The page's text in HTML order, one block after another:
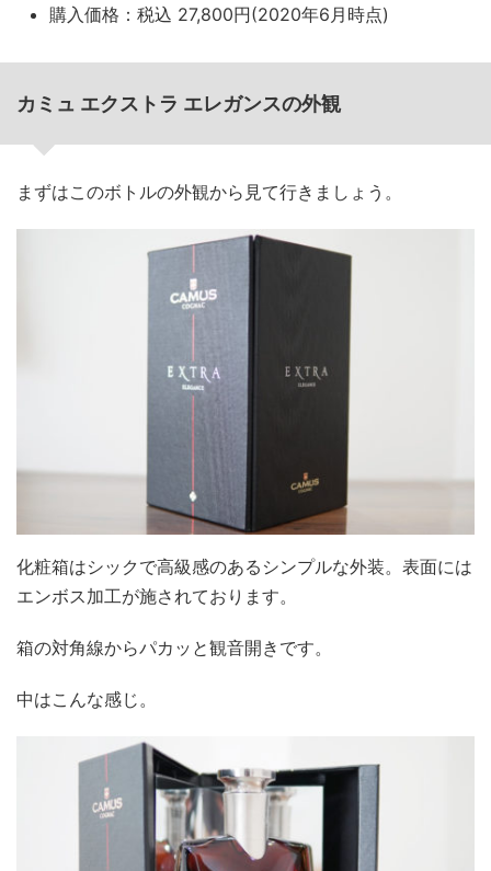
購入価格：税込 27,800円(2020年6月時点)
カミュ エクストラ エレガンスの外観
まずはこのボトルの外観から見て行きましょう。
化粧箱はシックで高級感のあるシンプルな外装。表面には
エンボス加工が施されております。
箱の対角線からパカッと観音開きです。
中はこんな感じ。